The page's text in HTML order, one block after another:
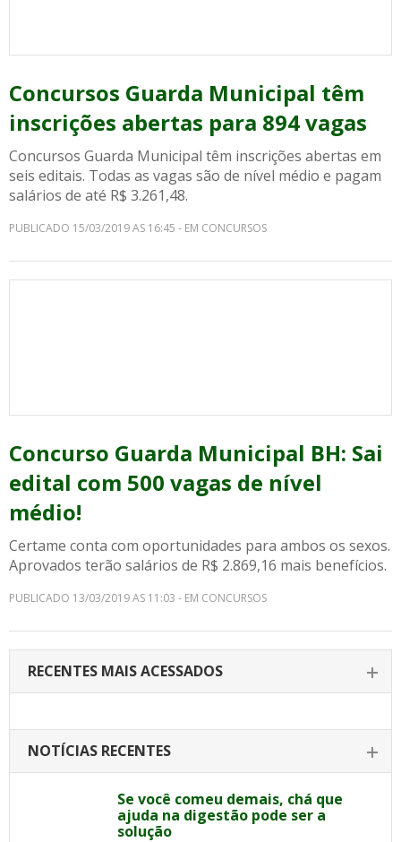
Concursos Guarda Municipal têm
inscrições abertas para 894 vagas
Concursos Guarda Municipal têm inscrições abertas em
seis editais. Todas as vagas são de nível médio e pagam
salários de até R$ 3.261,48.
PUBLICADO 15/03/2019 AS 16:45 - EM CONCURSOS
Concurso Guarda Municipal BH: Sai
edital com 500 vagas de nível
médio!
Certame conta com oportunidades para ambos os sexos.
Aprovados terão salários de R$ 2.869,16 mais benefícios.
PUBLICADO 13/03/2019 AS 11:03 - EM CONCURSOS
RECENTES MAIS ACESSADOS
NOTÍCIAS RECENTES
Se você comeu demais, chá que
ajuda na digestão pode ser a
solução